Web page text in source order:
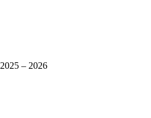
2025 – 2026